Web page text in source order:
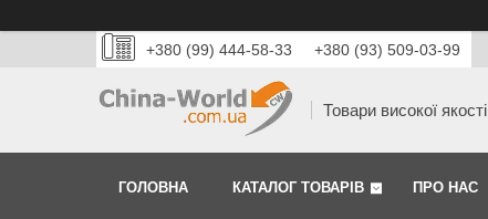
+380 (99) 444-58-33 +380 (93) 509-03-99
Товари високої якості
ГОЛОВНА КАТАЛОГ ТОВАРІВ ПРО НАС